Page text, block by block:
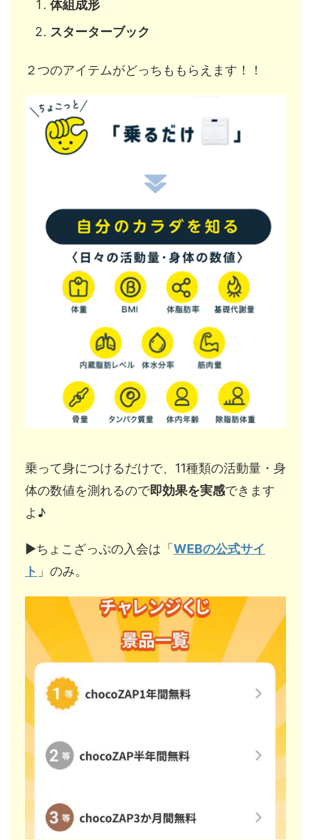
体組成形
スターターブック
２つのアイテムがどっちももらえます！！
乗って身につけるだけで、11種類の活動量・身
体の数値を測れるので即効果を実感できます
よ♪
▶︎ちょこざっぷの入会は「WEBの公式サイ
ト 」のみ。